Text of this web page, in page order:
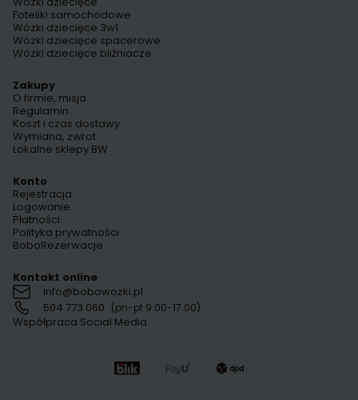
Foteliki samochodowe
Wózki dziecięce 3w1
Wózki dziecięce spacerowe
Wózki dziecięce bliźniacze
Zakupy
O firmie, misja
Regulamin
Koszt i czas dostawy
Wymiana, zwrot
Lokalne sklepy BW
Konto
Rejestracja
Logowanie
Płatności
Polityka prywatności
BoboRezerwacje
Kontakt online
info@bobowozki.pl
504 773 060 (pn-pt 9.00-17.00)
Współpraca Social Media